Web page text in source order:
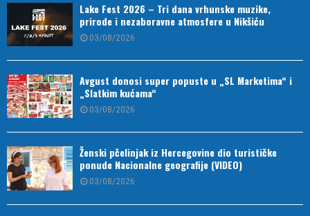
Lake Fest 2026 – Tri dana vrhunske muzike,
prirode i nezaboravne atmosfere u Nikšiću
03/08/2026
Avgust donosi super popuste u „SL Marketima“ i
„Slatkim kućama“
03/08/2026
Ženski pčelinjak iz Hercegovine dio turističke
ponude Nacionalne geografije (VIDEO)
03/08/2026